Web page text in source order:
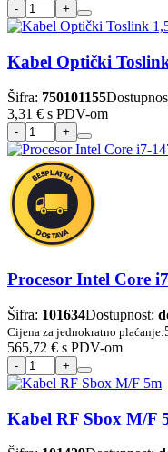
Kabel Optički
Šifra: 750101155
3,31 € s PDV-om
Procesor Intel Core
Šifra: 101634Dostupnost:
Cijena za jednokratno plaćanje:
565,72 € s PDV-om
Kabel RF Sbox M/F